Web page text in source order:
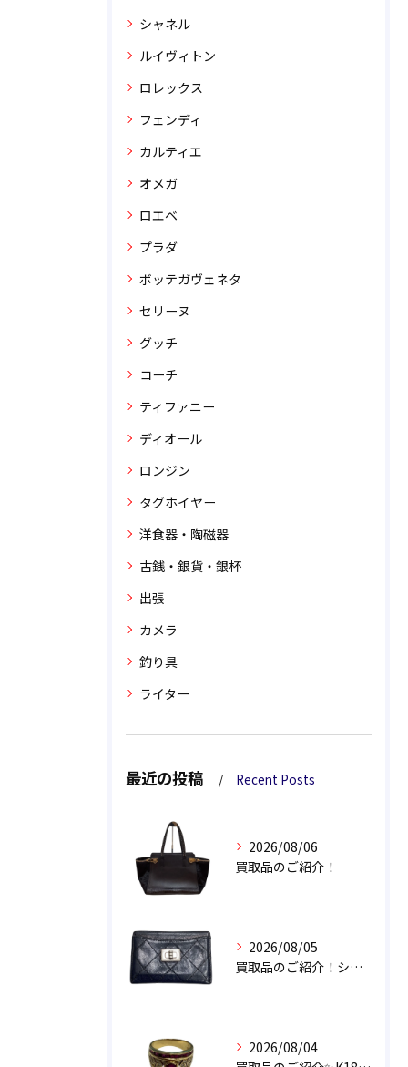
シャネル
ルイヴィトン
ロレックス
フェンディ
カルティエ
オメガ
ロエベ
プラダ
ボッテガヴェネタ
セリーヌ
グッチ
コーチ
ティファニー
ディオール
ロンジン
タグホイヤー
洋食器・陶磁器
古銭・銀貨・銀杯
出張
カメラ
釣り具
ライター
最近の投稿 Recent Posts
2026/08/06
買取品のご紹介！
2026/08/05
買取品のご紹介！シャネル 2.55 マトラッセ カードケース
2026/08/04